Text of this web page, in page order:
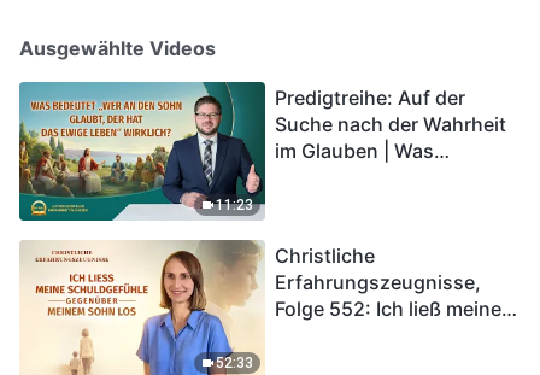
Ausgewählte Videos
11:23
Predigtreihe: Auf der
Suche nach der Wahrheit
im Glauben | Was
52:33
Christliche
Erfahrungszeugnisse,
Folge 552: Ich ließ meine